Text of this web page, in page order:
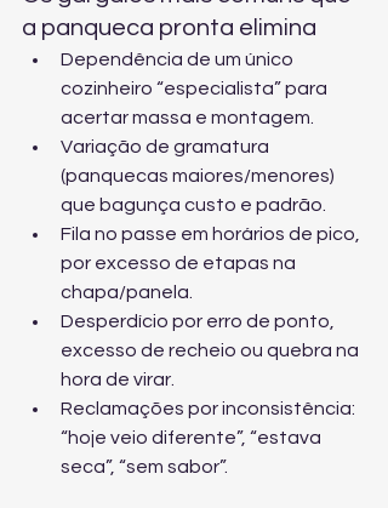
a panqueca pronta elimina
Dependência de um único
cozinheiro “especialista” para
acertar massa e montagem.
Variação de gramatura
(panquecas maiores/menores)
que bagunça custo e padrão.
Fila no passe em horários de pico,
por excesso de etapas na
chapa/panela.
Desperdício por erro de ponto,
excesso de recheio ou quebra na
hora de virar.
Reclamações por inconsistência:
“hoje veio diferente”, “estava
seca”, “sem sabor”.